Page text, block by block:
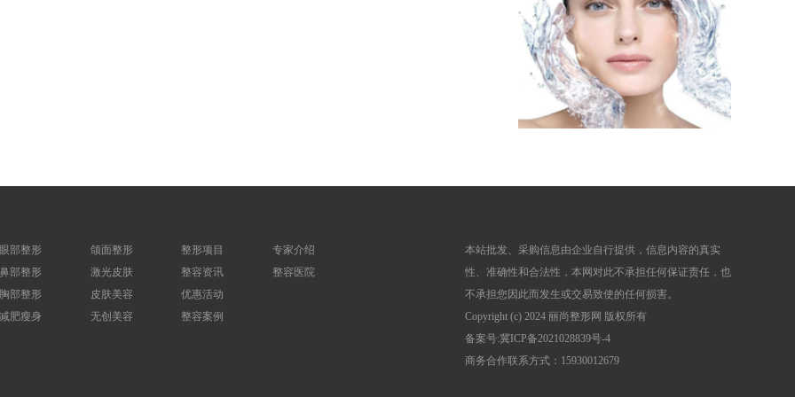
眼部整形
鼻部整形
胸部整形
减肥瘦身
颌面整形
激光皮肤
皮肤美容
无创美容
整形项目
整容资讯
优惠活动
整容案例
专家介绍
整容医院
本站批发、采购信息由企业自行提供，信息内容的真实
性、准确性和合法性，本网对此不承担任何保证责任，也
不承担您因此而发生或交易致使的任何损害。
Copyright (c) 2024 丽尚整形网 版权所有
备案号:冀ICP备2021028839号-4
商务合作联系方式：15930012679